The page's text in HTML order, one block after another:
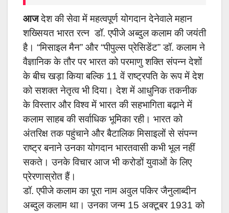
आजदेश की सेवा में महत्वपूर्ण योगदान देनेवाले महान
शख्सियत भारत रत्न डॉ. एपीजे अब्दुल कलाम की जयंती
है। “मिसाइल मैन” और “पीपुल्स प्रेसिडेंट” डॉ. कलाम ने
वैज्ञानिक के तौर पर भारत को परमाणु शक्ति संपन्न देशों
के बीच खड़ा किया बल्कि 11 वें राष्ट्रपति के रूप में देश
को सशक्त नेतृत्व भी दिया। देश में आधुनिक तकनीक
के विस्तार और विश्व में भारत की सहभागिता बढ़ाने में
कलाम साहब की सर्वाधिक भूमिका रही। भारत को
अंतरिक्ष तक पहुंचाने और बैटालिक मिसाइलों से संपन्न
राष्ट्र बनाने उनका योगदान भारतवासी कभी भूल नहीं
सकते। उनके विचार आज भी करोडों युवाओं के लिए
प्रेरणास्रोत हैं।
डॉ. एपीजे कलाम का पूरा नाम अवुल पकिर जैनुलाब्दीन
अब्दुल कलाम था। उनका जन्म 15 अक्टूबर 1931 को